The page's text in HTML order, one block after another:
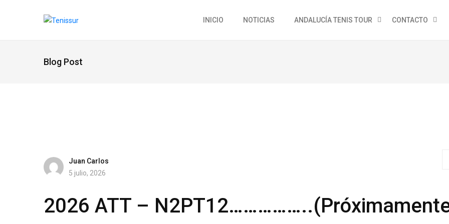
INICIO NOTICIAS ANDALUCÍA TENIS TOUR CONTACTO
Blog Post
Juan Carlos
5 julio, 2026
2026 ATT –